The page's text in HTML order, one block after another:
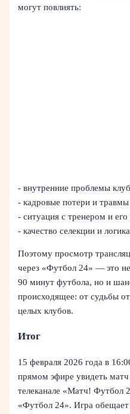
могут повлиять:
- внутренние проблемы
- кадровые потери и травмы
- ситуация с тренером и
- качество селекции и
Поэтому просмотр
через «Футбол 24» — это
90 минут футбола, но и
происходящее: от судьбы
целых клубов.
Итог
15 февраля 2026 года в
прямом эфире увидеть
телеканале «Матч! Футбол
«Футбол 24». Игра